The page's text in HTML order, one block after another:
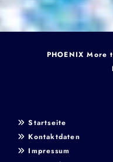
PHOENIX More
 Startseite
 Kontaktdaten
 Impressum